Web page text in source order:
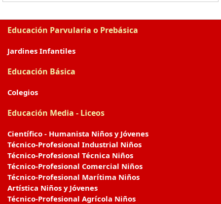
Educación Parvularia o Prebásica
Jardines Infantiles
Educación Básica
Colegios
Educación Media - Liceos
Científico - Humanista Niños y Jóvenes
Técnico-Profesional Industrial Niños
Técnico-Profesional Técnica Niños
Técnico-Profesional Comercial Niños
Técnico-Profesional Marítima Niños
Artística Niños y Jóvenes
Técnico-Profesional Agrícola Niños